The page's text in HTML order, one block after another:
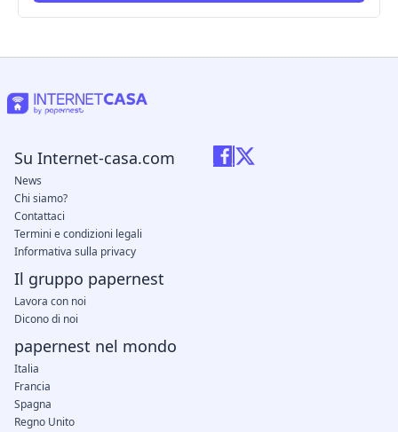
Su Internet-casa.com
News
Chi siamo?
Contattaci
Termini e condizioni legali
Informativa sulla privacy
Il gruppo papernest
Lavora con noi
Dicono di noi
papernest nel mondo
Italia
Francia
Spagna
Regno Unito